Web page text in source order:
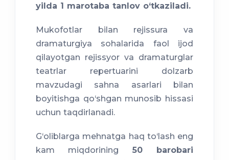
yilda 1 marotaba tanlov o‘tkaziladi.
Mukofotlar bilan rejissura va
dramaturgiya sohalarida faol ijod
qilayotgan rejissyor va dramaturglar
teatrlar repertuarini dolzarb
mavzudagi sahna asarlari bilan
boyitishga qo‘shgan munosib hissasi
uchun taqdirlanadi.
G‘oliblarga mehnatga haq to‘lash eng
kam miqdorining 50 barobari